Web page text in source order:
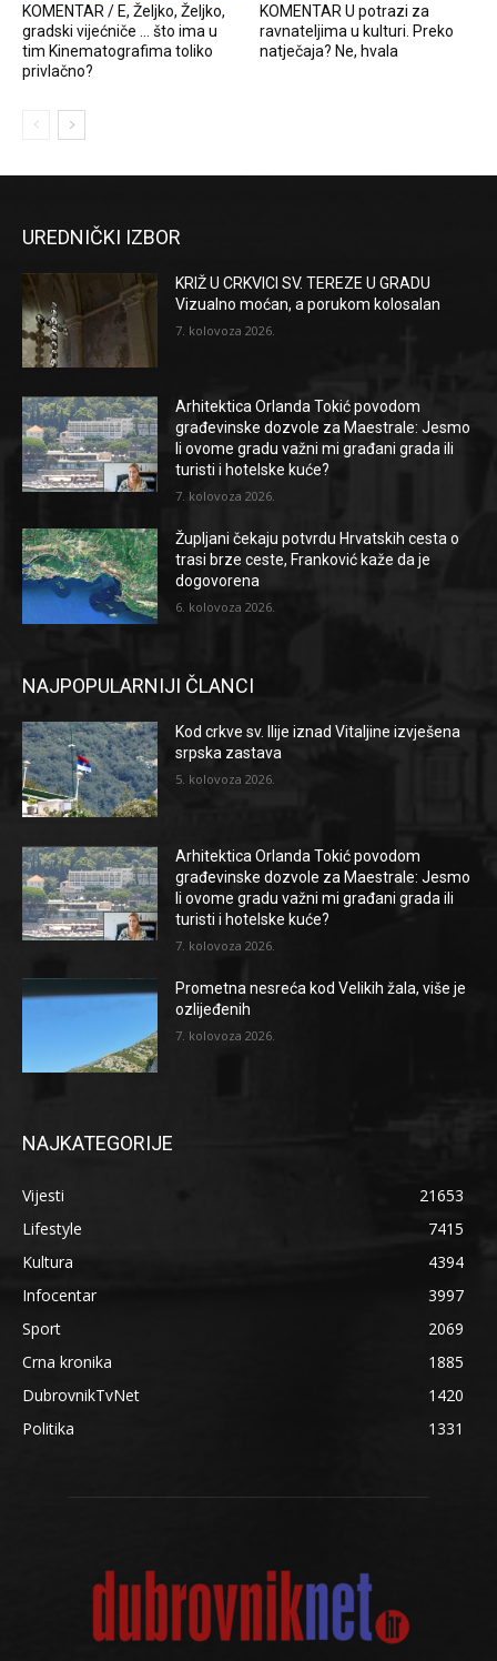
KOMENTAR / E, Željko, Željko,
gradski vijećniče … što ima u
tim Kinematografima toliko
privlačno?
KOMENTAR U potrazi za
ravnateljima u kulturi. Preko
natječaja? Ne, hvala
UREDNIČKI IZBOR
KRIŽ U CRKVICI SV. TEREZE U GRADU
Vizualno moćan, a porukom kolosalan
7. kolovoza 2026.
Arhitektica Orlanda Tokić povodom
građevinske dozvole za Maestrale: Jesmo
li ovome gradu važni mi građani grada ili
turisti i hotelske kuće?
7. kolovoza 2026.
Župljani čekaju potvrdu Hrvatskih cesta o
trasi brze ceste, Franković kaže da je
dogovorena
6. kolovoza 2026.
NAJPOPULARNIJI ČLANCI
Kod crkve sv. Ilije iznad Vitaljine izvješena
srpska zastava
5. kolovoza 2026.
Arhitektica Orlanda Tokić povodom
građevinske dozvole za Maestrale: Jesmo
li ovome gradu važni mi građani grada ili
turisti i hotelske kuće?
7. kolovoza 2026.
Prometna nesreća kod Velikih žala, više je
ozlijeđenih
7. kolovoza 2026.
NAJKATEGORIJE
Vijesti
21653
Lifestyle
7415
Kultura
4394
Infocentar
3997
Sport
2069
Crna kronika
1885
DubrovnikTvNet
1420
Politika
1331